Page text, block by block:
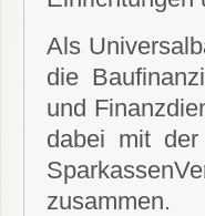
Als
die
und
dabei mit der
zusammen.